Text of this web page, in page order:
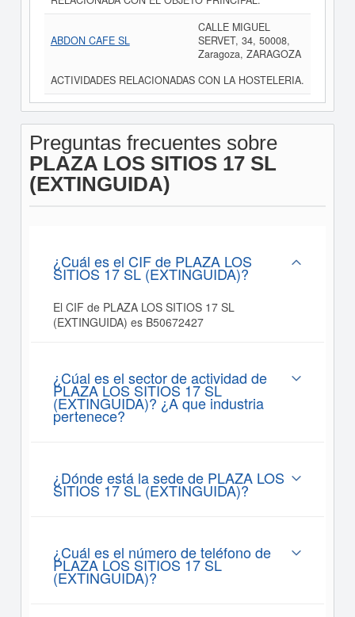
ABDON CAFE SL
CALLE MIGUEL
SERVET, 34, 50008,
Zaragoza, ZARAGOZA
ACTIVIDADES RELACIONADAS CON LA HOSTELERIA.
Preguntas frecuentes sobre
PLAZA LOS SITIOS 17 SL
(EXTINGUIDA)
¿Cuál es el CIF de PLAZA LOS
SITIOS 17 SL (EXTINGUIDA)?
El CIF de PLAZA LOS SITIOS 17 SL
(EXTINGUIDA) es B50672427
¿Cúal es el sector de actividad de
PLAZA LOS SITIOS 17 SL
(EXTINGUIDA)? ¿A que industria
pertenece?
¿Dónde está la sede de PLAZA LOS
SITIOS 17 SL (EXTINGUIDA)?
¿Cuál es el número de teléfono de
PLAZA LOS SITIOS 17 SL
(EXTINGUIDA)?